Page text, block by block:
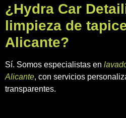
¿Hydra Car
limpieza de
Alicante?
Sí. Somos especialistas en
Alicante, con servicios
transparentes.